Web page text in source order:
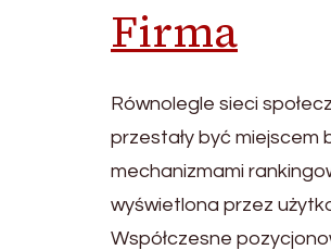
Firma
Równolegle sieci
przestały być miejscem
mechanizmami
wyświetlona przez
Współczesne